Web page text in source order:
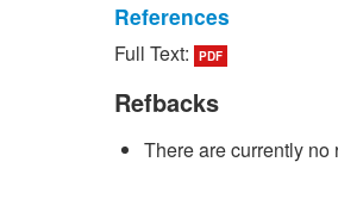
References
[1] Kittichai Thanasupsin.
Bangkok: Department of
King Mongkut's
Thai)
Full Text: PDF
Refbacks
There are currently no